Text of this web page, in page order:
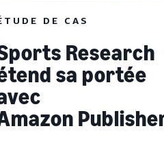
DE CAS
Research
sa portée